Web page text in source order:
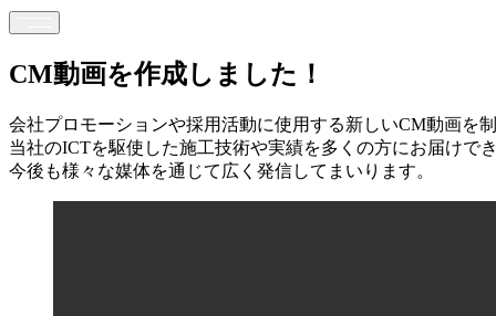
CM動画を作成しました！
会社プロモーションや採用活動に使用する新しいCM動画を制
当社のICTを駆使した施工技術や実績を多くの方にお届けでき
今後も様々な媒体を通じて広く発信してまいります。